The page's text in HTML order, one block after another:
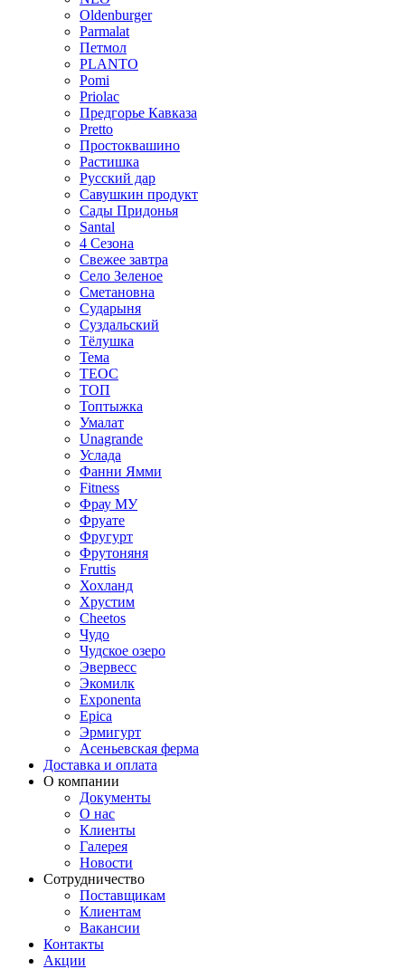
Oldenburger
Parmalat
Петмол
PLANTO
Pomi
Priolac
Предгорье Кавказа
Pretto
Простоквашино
Растишка
Русский дар
Савушкин продукт
Сады Придонья
Santal
4 Сезона
Свежее завтра
Село Зеленое
Сметановна
Сударыня
Суздальский
Тёлушка
Тема
ТЕОС
ТОП
Топтыжка
Умалат
Unagrande
Услада
Фанни Ямми
Fitness
Фрау МУ
Фруате
Фругурт
Фрутоняня
Fruttis
Хохланд
Хрустим
Cheetos
Чудо
Чудское озеро
Эвервесс
Экомилк
Exponenta
Epica
Эрмигурт
Асеньевская ферма
Доставка и оплата
О компании
Документы
О нас
Клиенты
Галерея
Новости
Сотрудничество
Поставщикам
Клиентам
Вакансии
Контакты
Акции